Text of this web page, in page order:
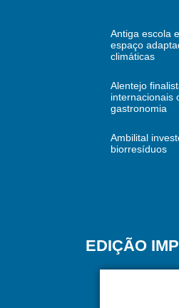
Antiga escola
espaço
climáticas
Alentejo
internacionais
gastronomia
Ambilital
biorresíduos
EDIÇÃO